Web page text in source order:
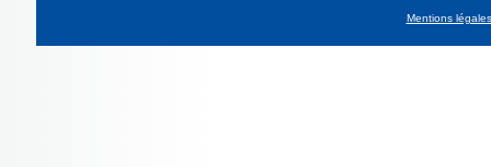
Mentions légales